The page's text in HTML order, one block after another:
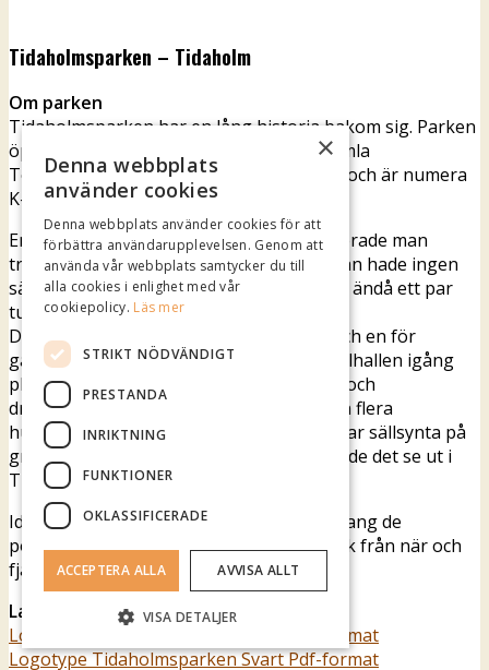
Tidaholmsparken – Tidaholm
Om parken
Tidaholmsparken har en lång historia bakom sig. Parken
öppnade sina portar 6 maj 1917. Den gamla
Teaterbyggnaden finns fortfarande kvar och är numera
K-märkt.
En höstdag i början av 1940-talet arrangerade man
tredje dagen av årets avslutningsfest. Man hade ingen
särskilt dyr artist. En sån dag kommer det ändå ett par
tusen personer.
Dans på två dansbanor, en för modern och en för
gammal dans. Med dansbiljetter. Hela spelhallen igång
plus ett par extra spelstånd. Kaféet, korv och
drickakioskerna har köer. Utanför parken flera
hundra cyklar ställda eller slängda. Bilar var sällsynta på
grund av bensinransonering. Men så kunde det se ut i
Tidaholmsparken.
Idag är parkens mest välbesökta evenemang de
populära måndagsdanserna som drar folk från när och
fjärran.
Ladda ner parkens logotype
Logotype Tidaholmsparken Svart Jpg-format
Logotype Tidaholmsparken Svart Pdf-format
×
Denna webbplats
använder cookies
Denna webbplats använder cookies för att
förbättra användarupplevelsen. Genom att
använda vår webbplats samtycker du till
alla cookies i enlighet med vår
cookiepolicy. Läs mer
STRIKT NÖDVÄNDIGT
PRESTANDA
INRIKTNING
FUNKTIONER
OKLASSIFICERADE
ACCEPTERA ALLA AVVISA ALLT
VISA DETALJER